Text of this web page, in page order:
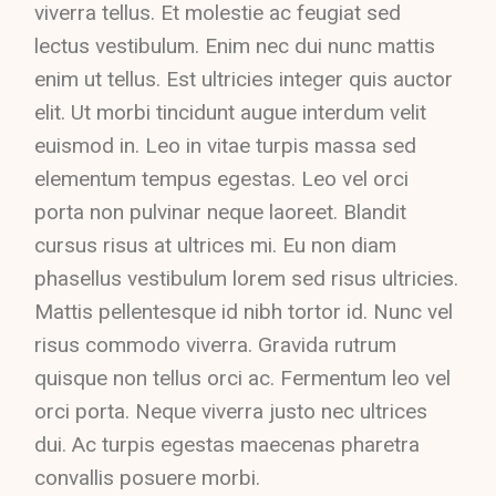
viverra tellus. Et molestie ac feugiat sed
lectus vestibulum. Enim nec dui nunc mattis
enim ut tellus. Est ultricies integer quis auctor
elit. Ut morbi tincidunt augue interdum velit
euismod in. Leo in vitae turpis massa sed
elementum tempus egestas. Leo vel orci
porta non pulvinar neque laoreet. Blandit
cursus risus at ultrices mi. Eu non diam
phasellus vestibulum lorem sed risus ultricies.
Mattis pellentesque id nibh tortor id. Nunc vel
risus commodo viverra. Gravida rutrum
quisque non tellus orci ac. Fermentum leo vel
orci porta. Neque viverra justo nec ultrices
dui. Ac turpis egestas maecenas pharetra
convallis posuere morbi.